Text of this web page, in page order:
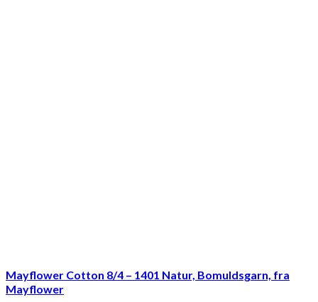
Mayflower Cotton 8/4 – 1401 Natur, Bomuldsgarn, fra
Mayflower